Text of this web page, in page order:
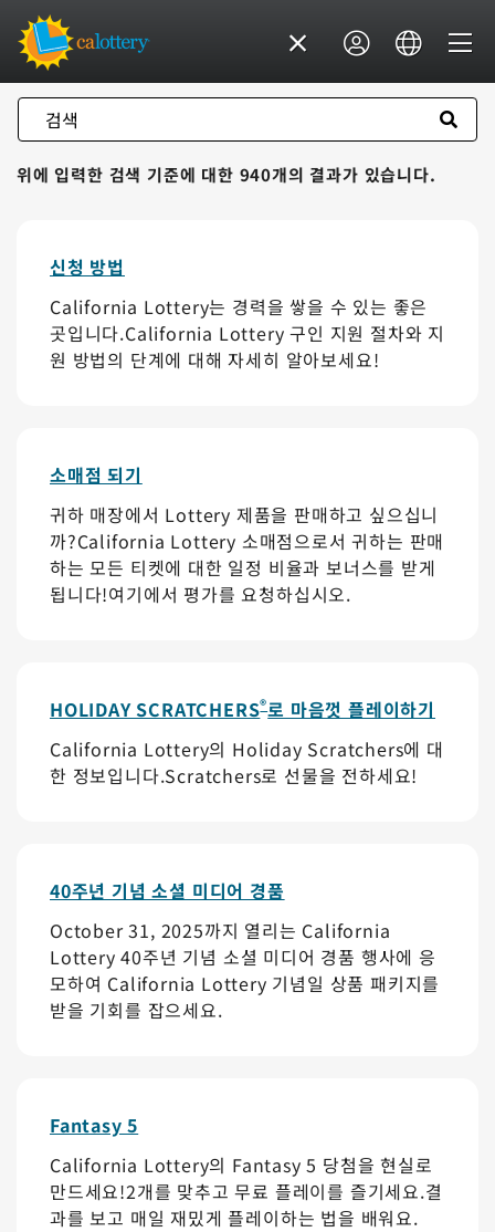
위에 입력한 검색 기준에 대한 940개의 결과가 있습니다.
신청 방법
California Lottery는 경력을 쌓을 수 있는 좋은
곳입니다.California Lottery 구인 지원 절차와 지
원 방법의 단계에 대해 자세히 알아보세요!
소매점 되기
귀하 매장에서 Lottery 제품을 판매하고 싶으십니
까?California Lottery 소매점으로서 귀하는 판매
하는 모든 티켓에 대한 일정 비율과 보너스를 받게
됩니다!여기에서 평가를 요청하십시오.
HOLIDAY SCRATCHERS®로 마음껏 플레이하기
California Lottery의 Holiday Scratchers에 대
한 정보입니다.Scratchers로 선물을 전하세요!
40주년 기념 소셜 미디어 경품
October 31, 2025까지 열리는 California
Lottery 40주년 기념 소셜 미디어 경품 행사에 응
모하여 California Lottery 기념일 상품 패키지를
받을 기회를 잡으세요.
Fantasy 5
California Lottery의 Fantasy 5 당첨을 현실로
만드세요!2개를 맞추고 무료 플레이를 즐기세요.결
과를 보고 매일 재밌게 플레이하는 법을 배워요.